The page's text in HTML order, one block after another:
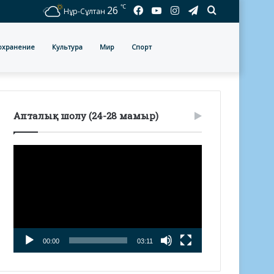
Іздеу
Telegram
Instagram
YouTube
Facebook
Нұр-Сұлтан 26 ℃
Культура Мир Спорт
Апталық шолу (24-28 мамыр)
00:00 03:11